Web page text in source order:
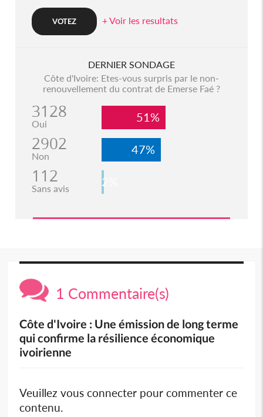
+ Voir les resultats
DERNIER SONDAGE
Côte d'Ivoire: Etes-vous surpris par le non-
renouvellement du contrat de Emerse Faé ?
3128
Oui 51%
2902
Non 47%
112
Sans avis 2%
1 Commentaire(s)
Côte d'Ivoire : Une émission de long terme
qui confirme la résilience économique
ivoirienne
Veuillez vous connecter pour commenter ce
contenu.